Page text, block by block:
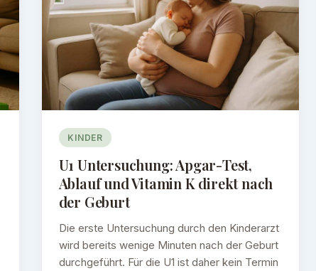
KINDER
U1 Untersuchung: Apgar-Test,
Ablauf und Vitamin K direkt nach
der Geburt
Die erste Untersuchung durch den Kinderarzt
wird bereits wenige Minuten nach der Geburt
durchgeführt. Für die U1 ist daher kein Termin